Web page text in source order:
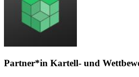
Partner*in Kartell- und